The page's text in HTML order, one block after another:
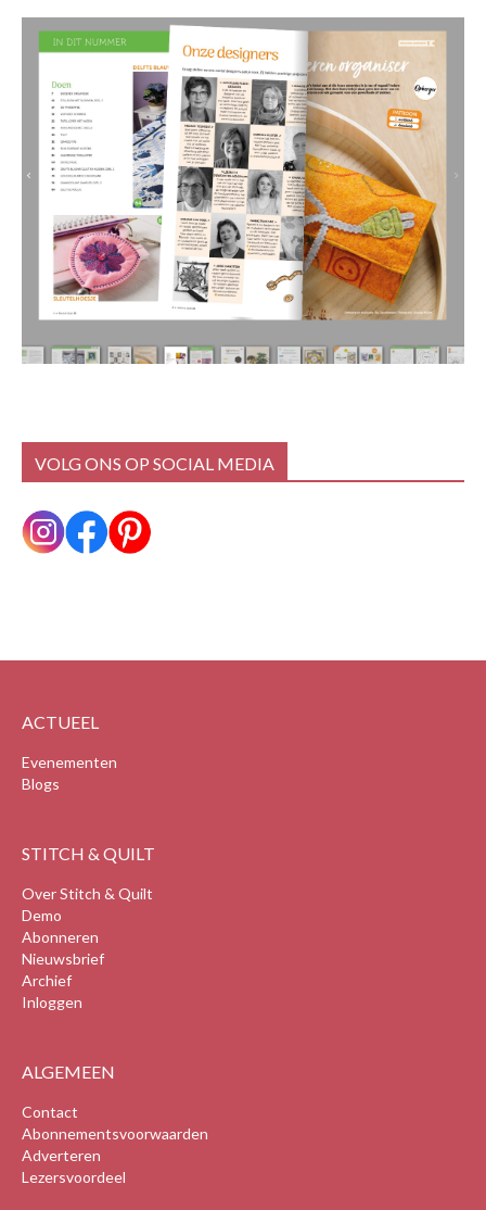
VOLG ONS OP SOCIAL MEDIA
ACTUEEL
Evenementen
Blogs
STITCH & QUILT
Over Stitch & Quilt
Demo
Abonneren
Nieuwsbrief
Archief
Inloggen
ALGEMEEN
Contact
Abonnementsvoorwaarden
Adverteren
Lezersvoordeel